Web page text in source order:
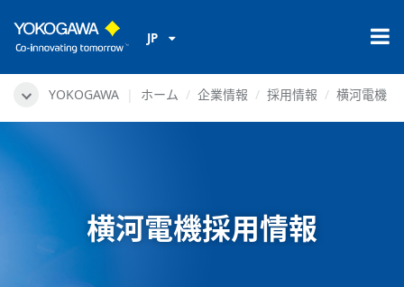
JP
YOKOGAWA ホーム 企業情報 採用情報 横河電機
横河電機採用情報